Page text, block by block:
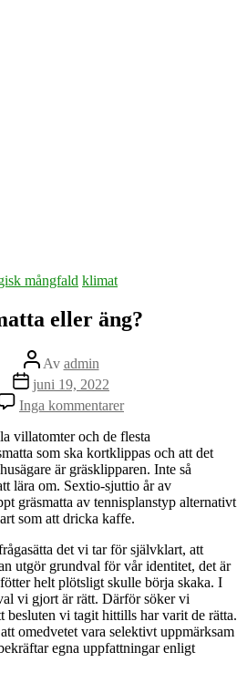
Kategorier
mångfald klimat
eller äng?
Inläggsförfattare
Av admin
Inläggsdatum
juni 19, 2022
Inga kommentarertill
Gräsmatta
eller
äng?
villatomter och de flesta
som ska kortklippas och att det
är gräsklipparen. Inte så
lära om. Sextio-sjuttio år av
gräsmatta av tennisplanstyp alternativt
som att dricka kaffe.
det vi tar för självklart, att
utgör grundval för vår identitet, det är
helt plötsligt skulle börja skaka. I
vi gjort är rätt. Därför söker vi
besluten vi tagit hittills har varit de rätta.
omedvetet vara selektivt uppmärksam
egna uppfattningar enligt